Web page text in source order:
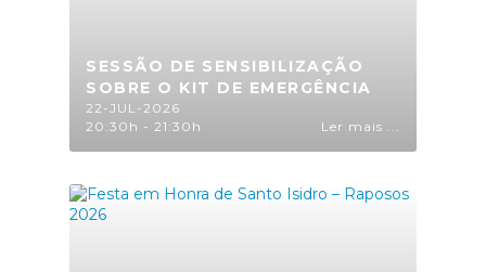
SESSÃO DE SENSIBILIZAÇÃO
SOBRE O KIT DE EMERGÊNCIA
22-JUL-2026
20:30h - 21:30h
Ler mais ...